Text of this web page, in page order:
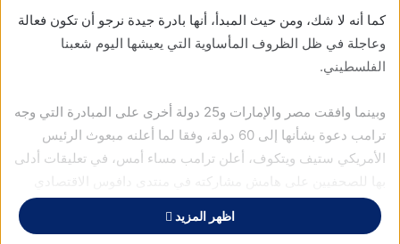
كما أنه لا شك، ومن حيث المبدأ، أنها بادرة جيدة نرجو أن تكون فعالة
وعاجلة في ظل الظروف المأساوية التي يعيشها اليوم شعبنا
الفلسطيني.
وبينما وافقت مصر والإمارات و25 دولة أخرى على المبادرة التي وجه
ترامب دعوة بشأنها إلى 60 دولة، وفقا لما أعلنه مبعوث الرئيس
الأمريكي ستيف ويتكوف، أعلن ترامب مساء أمس، في تعليقات أدلى
بها للصحفيين على هامش مشاركته في منتدى دافوس الاقتصادي
العالمي بسويسرا، عن موافقة الرئيس الروسي فلاديمير بوتين.
اظهر المزيد